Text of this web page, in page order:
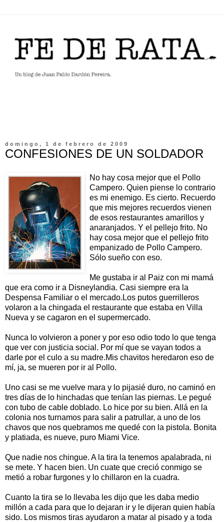
domingo, 1 de febrero de 2009
CONFESIONES DE UN SOLDADOR
No hay cosa mejor que el Pollo
Campero. Quien piense lo contrario
es mi enemigo. Es cierto. Recuerdo
que mis mejores recuerdos vienen
de esos restaurantes amarillos y
anaranjados. Y el pellejo frito. No
hay cosa mejor que el pellejo frito
empanizado de Pollo Campero.
Sólo sueño con eso.
Me gustaba ir al Paiz con mi mamá
que era como ir a Disneylandia. Casi siempre era la
Despensa Familiar o el mercado.Los putos guerrilleros
volaron a la chingada el restaurante que estaba en Villa
Nueva y se cagaron en el supermercado.
Nunca lo volvieron a poner y por eso odio todo lo que tenga
que ver con justicia social. Por mí que se vayan todos a
darle por el culo a su madre.Mis chavitos heredaron eso de
mí, ja, se mueren por ir al Pollo.
Uno casi se me vuelve mara y lo pijasié duro, no caminó en
tres días de lo hinchadas que tenían las piernas. Le pegué
con tubo de cable doblado. Lo hice por su bien. Allá en la
colonia nos turnamos para salir a patrullar, a uno de los
chavos que nos quebramos me quedé con la pistola. Bonita
y platiada, es nueve, puro Miami Vice.
Que nadie nos chingue. A la tira la tenemos apalabrada, ni
se mete. Y hacen bien. Un cuate que creció conmigo se
metió a robar furgones y lo chillaron en la cuadra.
Cuanto la tira se lo llevaba les dijo que les daba medio
millón a cada para que lo dejaran ir y le dijeran quien había
sido. Los mismos tiras ayudaron a matar al pisado y a toda